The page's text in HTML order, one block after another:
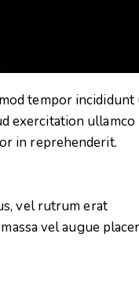
tempor incididunt
exercitation ullamco
in reprehenderit.
vel rutrum erat
vel augue